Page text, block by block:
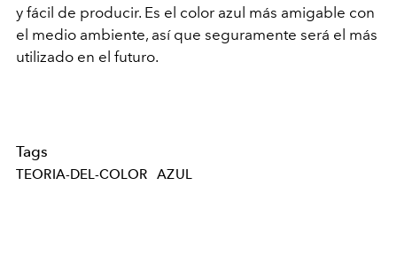
y fácil de producir. Es el color azul más amigable con
el medio ambiente, así que seguramente será el más
utilizado en el futuro.
Tags
TEORIA-DEL-COLOR AZUL